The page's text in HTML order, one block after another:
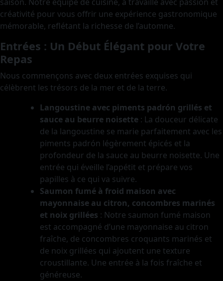
saison. Notre équipe de cuisine, a travaillé avec passion et
créativité pour vous offrir une expérience gastronomique
mémorable, reflétant la richesse de l’automne.
Entrées : Un Début Élégant pour Votre
Repas
Nous commençons avec deux entrées exquises qui
célèbrent les trésors de la mer et de la terre.
Langoustine avec piments padrón grillés et
sauce au beurre noisette : La douceur délicate
de la langoustine se marie parfaitement avec les
piments padrón légèrement épicés et la
profondeur de la sauce au beurre noisette. Une
entrée qui éveille l’appétit et prépare vos
papilles à ce qui va suivre.
Saumon fumé à froid maison avec
mayonnaise au citron, concombres marinés
et noix grillées : Notre saumon fumé maison
est accompagné d’une mayonnaise au citron
fraîche, de concombres croquants marinés et
de noix grillées qui ajoutent une texture
croustillante. Une entrée à la fois fraîche et
généreuse.